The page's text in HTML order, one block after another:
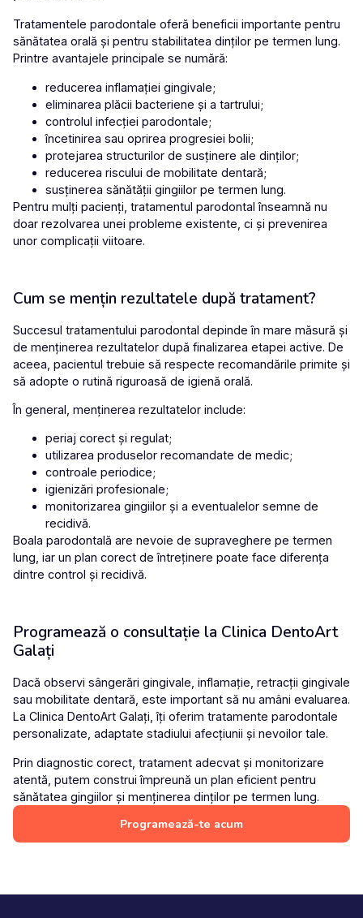
Tratamentele parodontale oferă beneficii importante pentru
sănătatea orală și pentru stabilitatea dinților pe termen lung.
Printre avantajele principale se numără:
reducerea inflamației gingivale;
eliminarea plăcii bacteriene și a tartrului;
controlul infecției parodontale;
încetinirea sau oprirea progresiei bolii;
protejarea structurilor de susținere ale dinților;
reducerea riscului de mobilitate dentară;
susținerea sănătății gingiilor pe termen lung.
Pentru mulți pacienți, tratamentul parodontal înseamnă nu
doar rezolvarea unei probleme existente, ci și prevenirea
unor complicații viitoare.
Cum se mențin rezultatele după tratament?
Succesul tratamentului parodontal depinde în mare măsură și
de menținerea rezultatelor după finalizarea etapei active. De
aceea, pacientul trebuie să respecte recomandările primite și
să adopte o rutină riguroasă de igienă orală.
În general, menținerea rezultatelor include:
periaj corect și regulat;
utilizarea produselor recomandate de medic;
controale periodice;
igienizări profesionale;
monitorizarea gingiilor și a eventualelor semne de
recidivă.
Boala parodontală are nevoie de supraveghere pe termen
lung, iar un plan corect de întreținere poate face diferența
dintre control și recidivă.
Programează o consultație la Clinica DentoArt
Galați
Dacă observi sângerări gingivale, inflamație, retracții gingivale
sau mobilitate dentară, este important să nu amâni evaluarea.
La Clinica DentoArt Galați , îți oferim tratamente parodontale
personalizate , adaptate stadiului afecțiunii și nevoilor tale.
Prin diagnostic corect, tratament adecvat și monitorizare
atentă, putem construi împreună un plan eficient pentru
sănătatea gingiilor și menținerea dinților pe termen lung.
Programează-te acum